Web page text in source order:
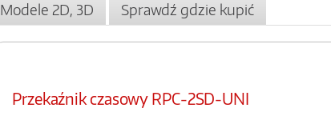
Modele 2D, 3D Sprawdź gdzie kupić
Przekaźnik czasowy RPC-2SD-UNI